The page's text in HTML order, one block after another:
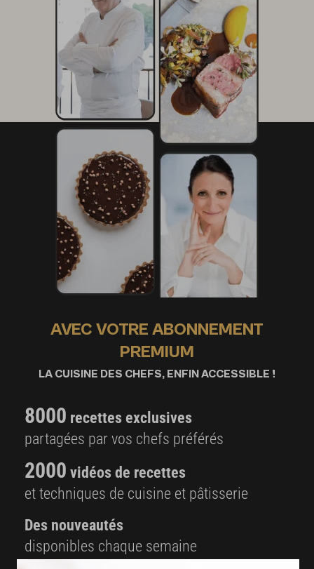
AVEC VOTRE ABONNEMENT
PREMIUM
LA CUISINE DES CHEFS, ENFIN ACCESSIBLE !
8000 recettes exclusives
partagées par vos chefs préférés
2000 vidéos de recettes
et techniques de cuisine et pâtisserie
Des nouveautés
disponibles chaque semaine